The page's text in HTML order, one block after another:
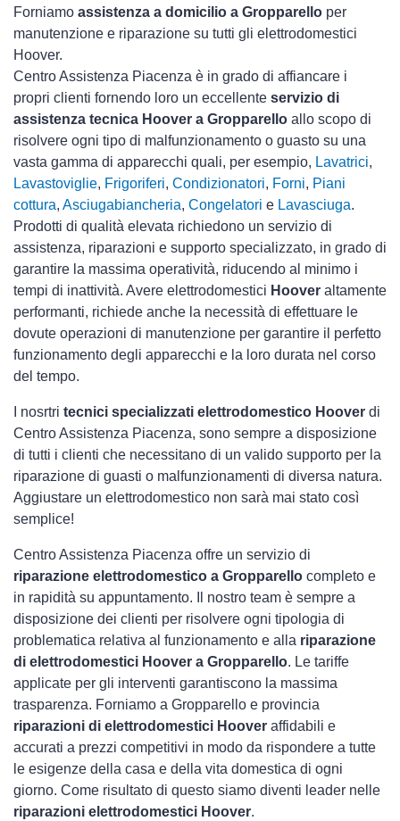
Forniamo assistenza a domicilio a Gropparello per
manutenzione e riparazione su tutti gli elettrodomestici
Hoover.
Centro Assistenza Piacenza è in grado di affiancare i
propri clienti fornendo loro un eccellente servizio di
assistenza tecnica Hoover a Gropparello allo scopo di
risolvere ogni tipo di malfunzionamento o guasto su una
vasta gamma di apparecchi quali, per esempio, Lavatrici,
Lavastoviglie, Frigoriferi, Condizionatori, Forni, Piani
cottura, Asciugabiancheria, Congelatori e Lavasciuga.
Prodotti di qualità elevata richiedono un servizio di
assistenza, riparazioni e supporto specializzato, in grado di
garantire la massima operatività, riducendo al minimo i
tempi di inattività. Avere elettrodomestici Hoover altamente
performanti, richiede anche la necessità di effettuare le
dovute operazioni di manutenzione per garantire il perfetto
funzionamento degli apparecchi e la loro durata nel corso
del tempo.
I nosrtri tecnici specializzati elettrodomestico Hoover di
Centro Assistenza Piacenza, sono sempre a disposizione
di tutti i clienti che necessitano di un valido supporto per la
riparazione di guasti o malfunzionamenti di diversa natura.
Aggiustare un elettrodomestico non sarà mai stato così
semplice!
Centro Assistenza Piacenza offre un servizio di
riparazione elettrodomestico a Gropparello completo e
in rapidità su appuntamento. Il nostro team è sempre a
disposizione dei clienti per risolvere ogni tipologia di
problematica relativa al funzionamento e alla riparazione
di elettrodomestici Hoover a Gropparello. Le tariffe
applicate per gli interventi garantiscono la massima
trasparenza. Forniamo a Gropparello e provincia
riparazioni di elettrodomestici Hoover affidabili e
accurati a prezzi competitivi in modo da rispondere a tutte
le esigenze della casa e della vita domestica di ogni
giorno. Come risultato di questo siamo diventi leader nelle
riparazioni elettrodomestici Hoover.